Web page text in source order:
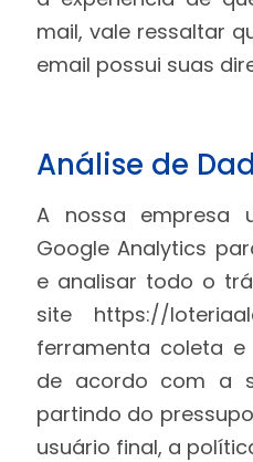
mail, vale ressaltar
email possui suas
Análise de
A nossa empresa
Google Analytics
e analisar todo o
site https://
ferramenta coleta
de acordo com a
partindo do
usuário final, a